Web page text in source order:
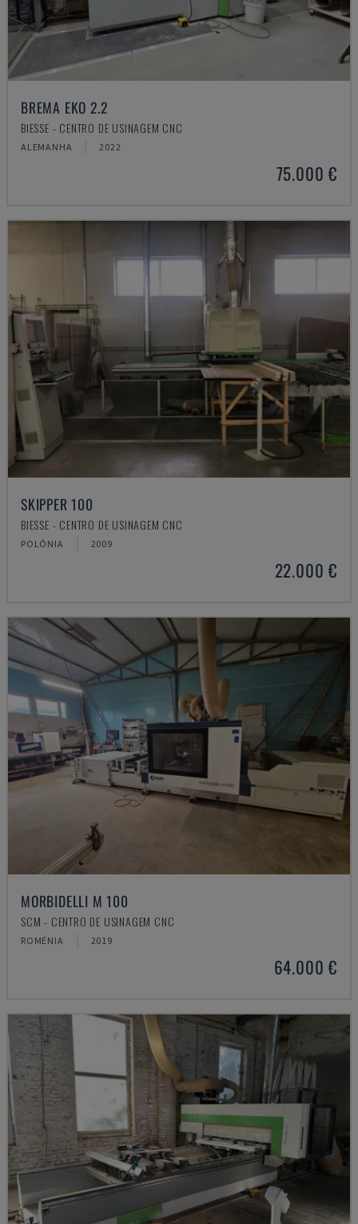
BREMA EKO 2.2
BIESSE - CENTRO DE USINAGEM CNC
ALEMANHA 2022
75.000 €
SKIPPER 100
BIESSE - CENTRO DE USINAGEM CNC
POLÓNIA 2009
22.000 €
MORBIDELLI M 100
SCM - CENTRO DE USINAGEM CNC
ROMÉNIA 2019
64.000 €